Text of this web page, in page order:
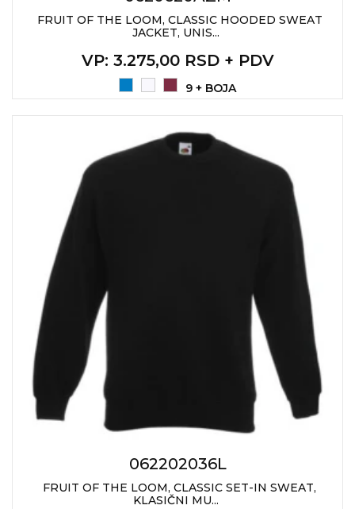
FRUIT OF THE LOOM, CLASSIC HOODED SWEAT
JACKET, UNIS...
VP: 3.275,00 RSD + PDV
9 + BOJA
062202036L
FRUIT OF THE LOOM, CLASSIC SET-IN SWEAT,
KLASIČNI MU...